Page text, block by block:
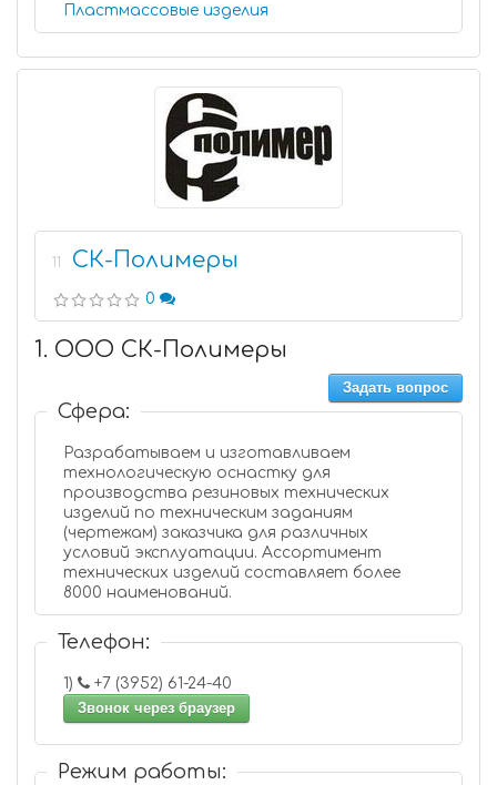
Пластмассовые изделия
11 СК-Полимеры
0
1. ООО СК-Полимеры
Задать вопрос
Сфера:
Разрабатываем и изготавливаем
технологическую оснастку для
производства резиновых технических
изделий по техническим заданиям
(чертежам) заказчика для различных
условий эксплуатации. Ассортимент
технических изделий составляет более
8000 наименований.
Телефон:
1)
+7 (3952) 61-24-40
Звонок через браузер
Режим работы: